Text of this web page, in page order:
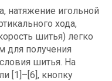
натяжение игольной
хода,
шитья) легко
для получения
шитья. На
[1]–[6], кнопку